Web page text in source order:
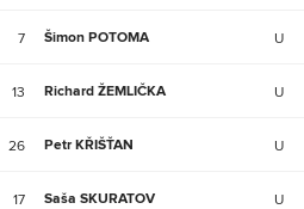
7 Šimon POTOMA U
13 Richard ŽEMLIČKA U
26 Petr KŘIŠŤAN U
17 Saša SKURATOV U